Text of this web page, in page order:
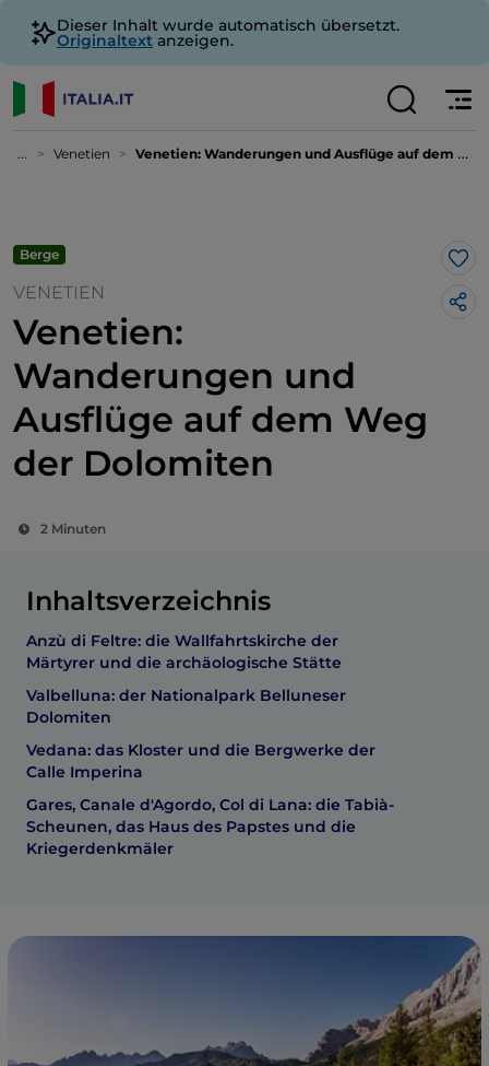
Dieser Inhalt wurde automatisch übersetzt.
Originaltext anzeigen.
... Venetien Venetien: Wanderungen und Ausflüge auf dem Weg der Dolomiten
Berge
VENETIEN
Venetien:
Wanderungen und
Ausflüge auf dem Weg
der Dolomiten
2 Minuten
Inhaltsverzeichnis
Anzù di Feltre: die Wallfahrtskirche der
Märtyrer und die archäologische Stätte
Valbelluna: der Nationalpark Belluneser
Dolomiten
Vedana: das Kloster und die Bergwerke der
Calle Imperina
Gares, Canale d'Agordo, Col di Lana: die Tabià-
Scheunen, das Haus des Papstes und die
Kriegerdenkmäler